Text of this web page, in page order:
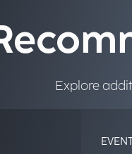
Explore